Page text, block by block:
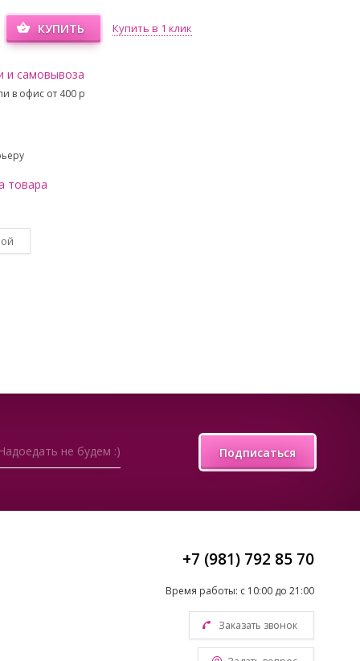
КУПИТЬ Купить в 1 клик
и самовывоза
в офис от 400 p
товара
Надоедать не будем :) Подписаться
+7 (981) 792 85 70
Время работы: с 10:00 до 21:00
Заказать звонок